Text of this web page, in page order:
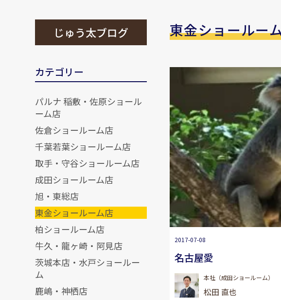
東金ショールー
2017-07-08
名古屋愛
本社（成田ショールーム）
松田 直也
じゅう太ブログ
カテゴリー
パルナ 稲敷・佐原ショール
ーム店
佐倉ショールーム店
千葉若葉ショールーム店
取手・守谷ショールーム店
成田ショールーム店
旭・東総店
東金ショールーム店
柏ショールーム店
牛久・龍ヶ崎・阿見店
茨城本店・水戸ショールー
ム
鹿嶋・神栖店